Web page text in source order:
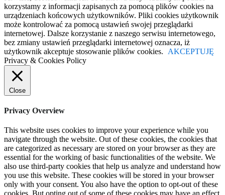
korzystamy z informacji zapisanych za pomocą plików cookies na
urządzeniach końcowych użytkowników. Pliki cookies użytkownik
może kontrolować za pomocą ustawień swojej przeglądarki
internetowej. Dalsze korzystanie z naszego serwisu internetowego,
bez zmiany ustawień przeglądarki internetowej oznacza, iż
użytkownik akceptuje stosowanie plików cookies.
AKCEPTUJĘ
Privacy & Cookies Policy
Close
Privacy Overview
This website uses cookies to improve your experience while you
navigate through the website. Out of these cookies, the cookies that
are categorized as necessary are stored on your browser as they are
essential for the working of basic functionalities of the website. We
also use third-party cookies that help us analyze and understand how
you use this website. These cookies will be stored in your browser
only with your consent. You also have the option to opt-out of these